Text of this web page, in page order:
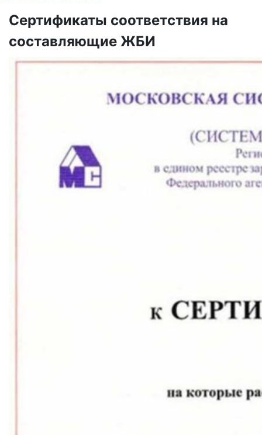
Сертификаты соответствия на
составляющие ЖБИ